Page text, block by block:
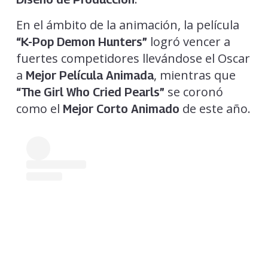
En el ámbito de la animación, la película
“K-Pop Demon Hunters” logró vencer a
fuertes competidores llevándose el Oscar
a Mejor Película Animada, mientras que
“The Girl Who Cried Pearls” se coronó
como el Mejor Corto Animado de este año.